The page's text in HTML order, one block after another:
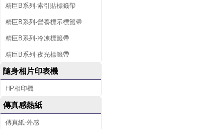
精臣B系列-索引貼標籤帶
精臣B系列-營養標示標籤帶
精臣B系列-冷凍標籤帶
精臣B系列-夜光標籤帶
隨身相片印表機
HP相印機
傳真感熱紙
傳真紙-外感